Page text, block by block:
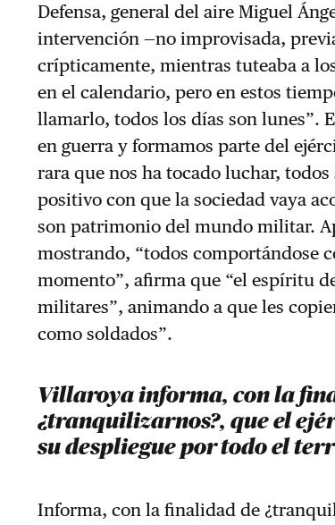
Defensa, general del aire Miguel
intervención —no improvisada,
crípticamente, mientras tuteaba a
en el calendario, pero en estos
llamarlo, todos los días son lunes”.
en guerra y formamos parte del
rara que nos ha tocado luchar,
positivo con que la sociedad vaya
son patrimonio del mundo militar.
mostrando, “todos comportándose
momento”, afirma que “el espíritu
militares”, animando a que les
como soldados”.
Villaroya informa, con la
¿tranquilizarnos?, que el
su despliegue por todo el
Informa, con la finalidad de